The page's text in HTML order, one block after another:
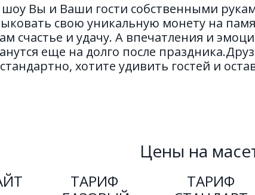
Вы и Ваши гости собственными
свою уникальную монету на
счастье и удачу. А впечатления и
еще на долго после
хотите удивить гостей и
Цены на
ТАРИФ
ТАРИФ